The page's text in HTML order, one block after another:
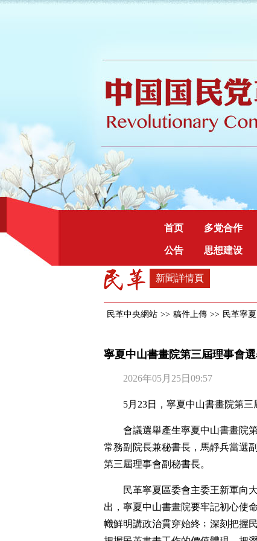
首页 多党合作
公告 思想建设
新聞詳情頁
民革中央網站 >> 稿件上傳 >> 民革寧夏
寧夏中山書畫院第三屆理事會
2026年05月25日09:57
5月23日，寧夏中山書畫院第三
會議選舉產生寧夏中山書畫院
常務副院長兼秘書長，馬靜兵當選
第三屆理事會副秘書長。
民革寧夏區委會主委王新軍向
出，寧夏中山書畫院要牢記初心使
幟鮮明講政治貫穿始終﹔深刻把握